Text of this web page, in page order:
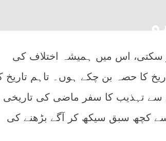
سکتی، اس میں ہمیشہ اختلاف کی
کا حصہ بن چکے ہوں۔ تاہم تاریخ
تہذیب کا سفر ماضی کی تاریخی
سے کچھ سبق سیکھ کر آگے بڑھنے کی